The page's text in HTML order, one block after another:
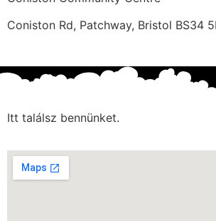
Coniston Rd, Patchway, Bristol BS34
Itt találsz bennünket.